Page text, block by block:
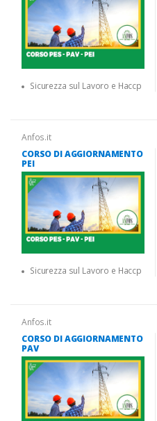
Sicurezza sul Lavoro e Haccp
Anfos.it
CORSO DI AGGIORNAMENTO
PEI
Sicurezza sul Lavoro e Haccp
Anfos.it
CORSO DI AGGIORNAMENTO
PAV